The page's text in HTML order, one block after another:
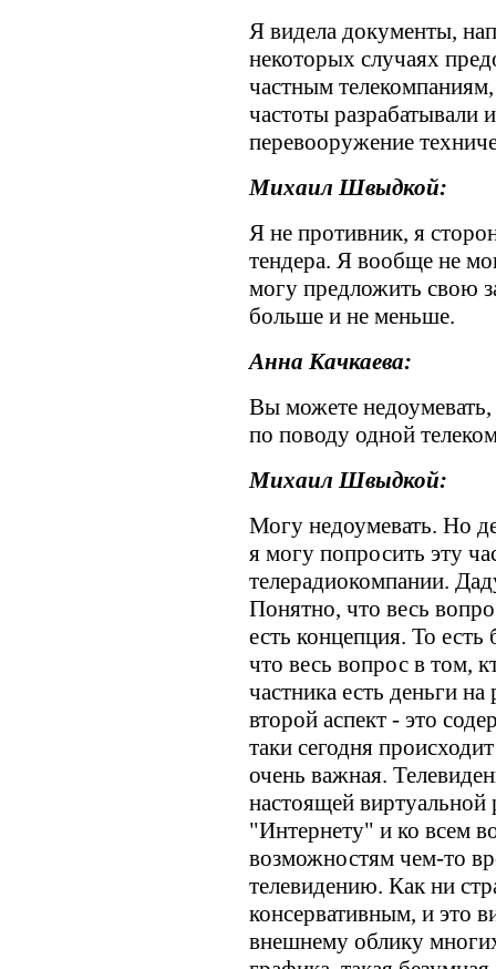
Я видела документы,
некоторых случаях
частным
частоты разрабатывали
перевооружение
Михаил Швыдкой:
Я не противник, я
тендера. Я вообще не
могу предложить свою
больше и не меньше.
Анна Качкаева:
Вы можете
по поводу одной
Михаил Швыдкой:
Могу недоумевать. Но
я могу попросить эту
телерадиокомпании.
Понятно, что весь
есть концепция. То есть
что весь вопрос в том,
частника есть деньги на
второй аспект - это
таки сегодня
очень важная.
настоящей виртуальной
"Интернету" и ко всем
возможностям чем-то
телевидению. Как ни
консервативным, и это
внешнему облику